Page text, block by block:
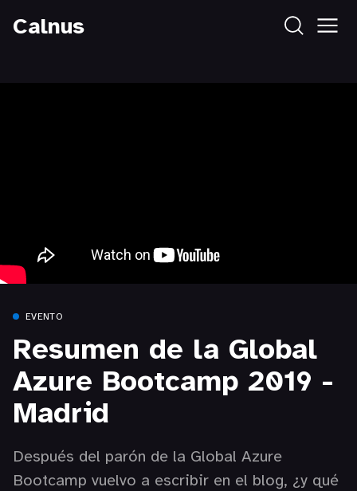
Calnus
EVENTO
Resumen de la Global
Azure Bootcamp 2019 -
Madrid
Después del parón de la Global Azure
Bootcamp vuelvo a escribir en el blog, ¿y qué